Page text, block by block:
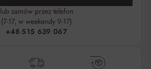
lub zamów przez telefon
(7-17, w weekendy 9-17)
+48 515 639 067